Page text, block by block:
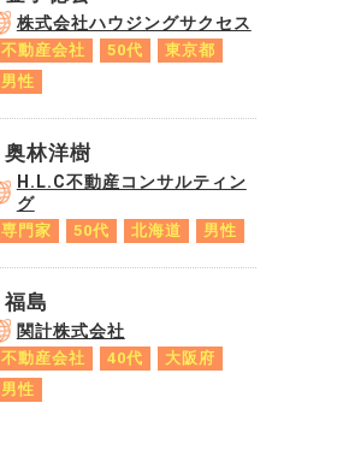
株式会社ハウジングサクセス
不動産会社 50代
東京都
男性
奥林洋樹
H.L.C不動産コンサルティン
グ
専門家 50代 北海道 男性
福島
関計株式会社
不動産会社 40代
大阪府
男性